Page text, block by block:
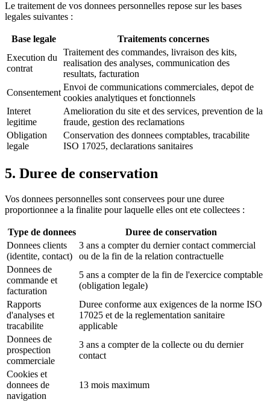
Le traitement de vos donnees personnelles repose sur les bases
legales suivantes :
Base legale
Traitements concernes
Execution du
contrat
Traitement des commandes, livraison des kits,
realisation des analyses, communication des
resultats, facturation
Consentement
Envoi de communications commerciales, depot de
cookies analytiques et fonctionnels
Interet
legitime
Amelioration du site et des services, prevention de la
fraude, gestion des reclamations
Obligation
legale
Conservation des donnees comptables, tracabilite
ISO 17025, declarations sanitaires
5. Duree de conservation
Vos donnees personnelles sont conservees pour une duree
proportionnee a la finalite pour laquelle elles ont ete collectees :
Type de donnees
Duree de conservation
Donnees clients
(identite, contact)
3 ans a compter du dernier contact commercial
ou de la fin de la relation contractuelle
Donnees de
commande et
facturation
5 ans a compter de la fin de l'exercice comptable
(obligation legale)
Rapports
d'analyses et
tracabilite
Duree conforme aux exigences de la norme ISO
17025 et de la reglementation sanitaire
applicable
Donnees de
prospection
commerciale
3 ans a compter de la collecte ou du dernier
contact
Cookies et
donnees de
navigation
13 mois maximum